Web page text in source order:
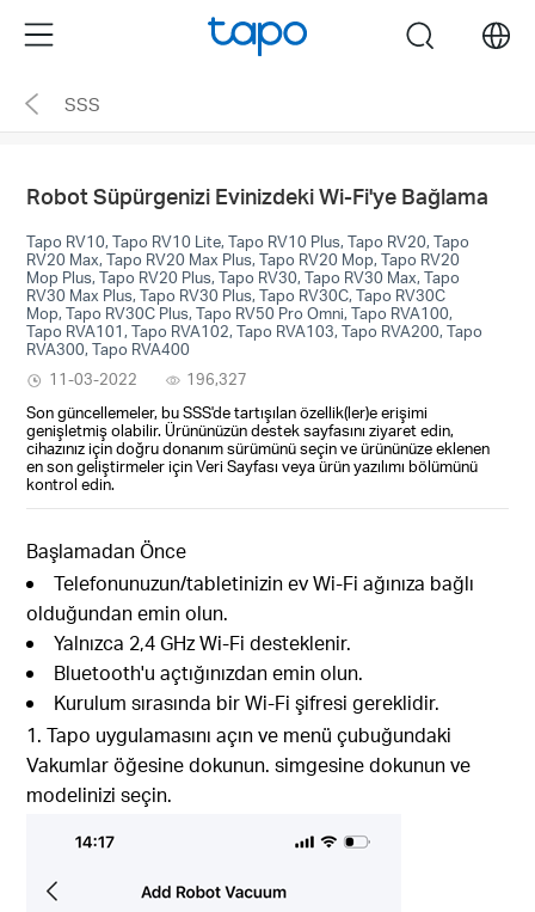
the
navigation
Menu search
SSS
Robot Süpürgenizi Evinizdeki Wi-Fi'ye Bağlama
Tapo RV10, Tapo RV10 Lite, Tapo RV10 Plus, Tapo RV20, Tapo
RV20 Max, Tapo RV20 Max Plus, Tapo RV20 Mop, Tapo RV20
Mop Plus, Tapo RV20 Plus, Tapo RV30, Tapo RV30 Max, Tapo
RV30 Max Plus, Tapo RV30 Plus, Tapo RV30C, Tapo RV30C
Mop, Tapo RV30C Plus, Tapo RV50 Pro Omni, Tapo RVA100,
Tapo RVA101, Tapo RVA102, Tapo RVA103, Tapo RVA200, Tapo
RVA300, Tapo RVA400
11-03-2022
196,327
Son güncellemeler, bu SSS'de tartışılan özellik(ler)e erişimi
genişletmiş olabilir. Ürününüzün destek sayfasını ziyaret edin,
cihazınız için doğru donanım sürümünü seçin ve ürününüze eklenen
en son geliştirmeler için Veri Sayfası veya ürün yazılımı bölümünü
kontrol edin.
Başlamadan Önce
Telefonunuzun/tabletinizin ev Wi-Fi ağınıza bağlı
olduğundan emin olun.
Yalnızca 2,4 GHz Wi-Fi desteklenir.
Bluetooth'u açtığınızdan emin olun.
Kurulum sırasında bir Wi-Fi şifresi gereklidir.
1. Tapo uygulamasını açın ve menü çubuğundaki
Vakumlar öğesine dokunun. simgesine dokunun ve
modelinizi seçin.